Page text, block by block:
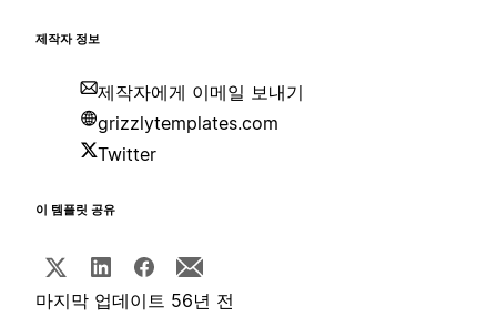
제작자 정보
제작자에게 이메일 보내기
grizzlytemplates.com
Twitter
이 템플릿 공유
마지막 업데이트 56년 전